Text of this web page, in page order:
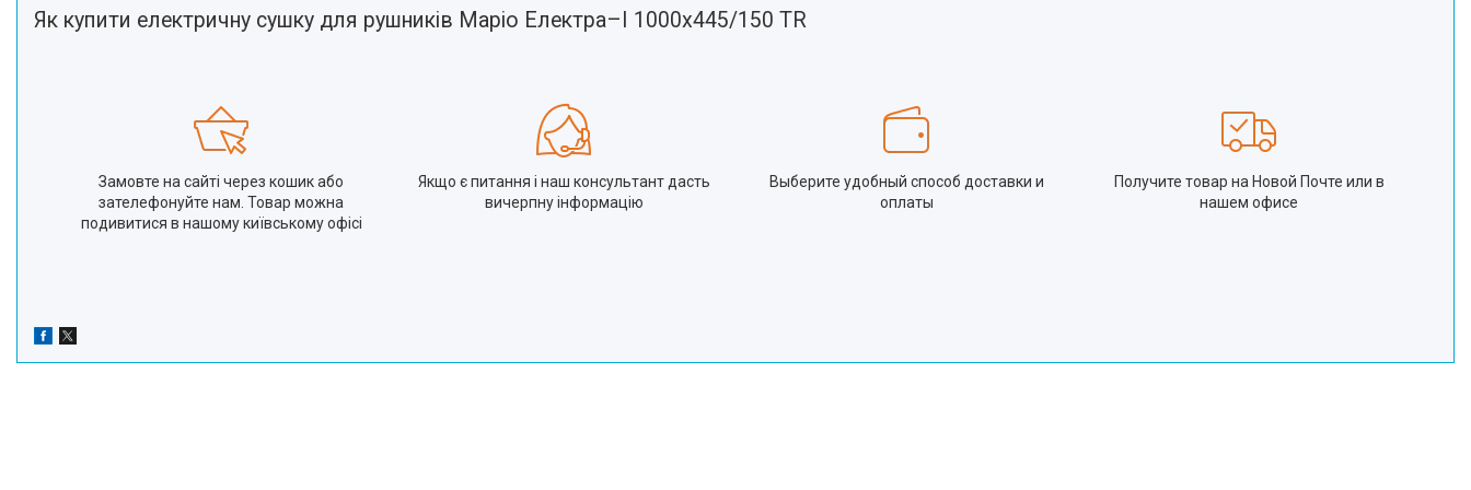
Як купити електричну сушку для рушників Маріо Електра–І 1000x445/150 TR
Замовте на сайті через кошик або
зателефонуйте нам. Товар можна
подивитися в нашому київському офісі
Якщо є питання і наш консультант дасть
вичерпну інформацію
Выберите удобный способ доставки и
оплаты
Получите товар на Новой Почте или в
нашем офисе